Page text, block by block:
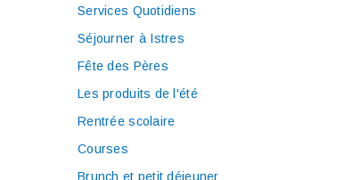
Services Quotidiens
Séjourner à Istres
Fête des Pères
Les produits de l'été
Rentrée scolaire
Courses
Brunch et petit déjeuner